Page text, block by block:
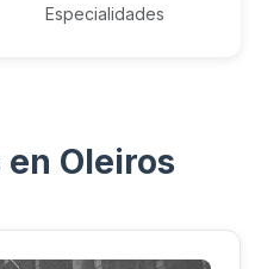
Especialidades
Oleiros